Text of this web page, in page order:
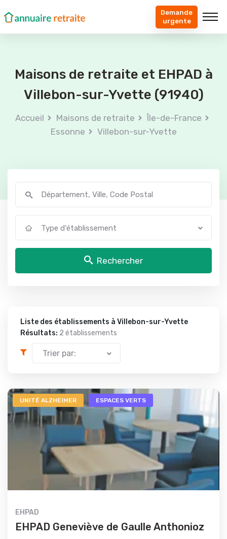
Demande
urgente
Maisons de retraite et EHPAD à
Villebon-sur-Yvette (91940)
Accueil Maisons de retraite
Île-de-France
Essonne
Villebon-sur-Yvette
Type d'établissement
Rechercher
Liste des établissements à Villebon-sur-Yvette
Résultats: 2 établissements
Trier par:
UNITÉ ALZHEIMER ESPACES VERTS
EHPAD
EHPAD Geneviève de Gaulle Anthonioz